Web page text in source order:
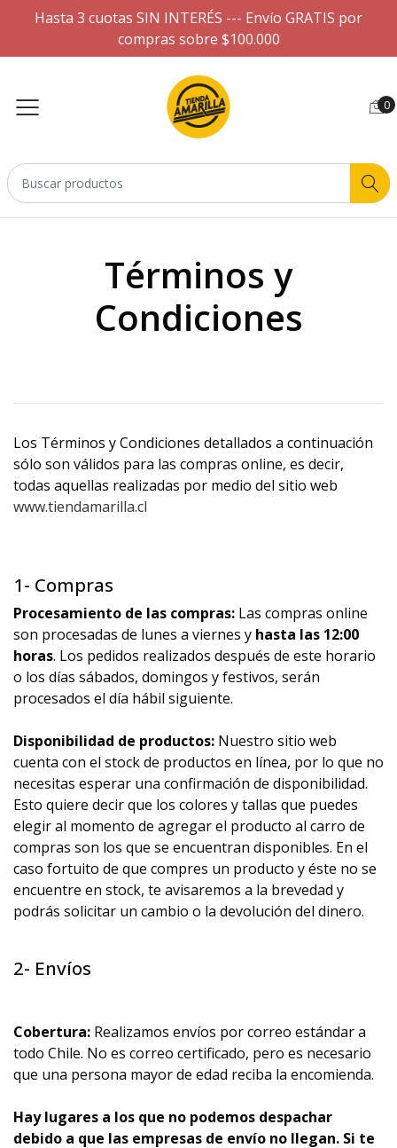
Hasta 3 cuotas SIN INTERÉS --- Envío GRATIS por
compras sobre $100.000
0
Términos y
Condiciones
Los Términos y Condiciones detallados a continuación
sólo son válidos para las compras online, es decir,
todas aquellas realizadas por medio del sitio web
www.tiendamarilla.cl
1- Compras
Procesamiento de las compras: Las compras online
son procesadas de lunes a viernes y hasta las 12:00
horas. Los pedidos realizados después de este horario
o los días sábados, domingos y festivos, serán
procesados el día hábil siguiente.
Disponibilidad de productos: Nuestro sitio web
cuenta con el stock de productos en línea, por lo que no
necesitas esperar una confirmación de disponibilidad.
Esto quiere decir que los colores y tallas que puedes
elegir al momento de agregar el producto al carro de
compras son los que se encuentran disponibles. En el
caso fortuito de que compres un producto y éste no se
encuentre en stock, te avisaremos a la brevedad y
podrás solicitar un cambio o la devolución del dinero.
2- Envíos
Cobertura: Realizamos envíos por correo estándar a
todo Chile. No es correo certificado, pero es necesario
que una persona mayor de edad reciba la encomienda.
Hay lugares a los que no podemos despachar
debido a que las empresas de envío no llegan. Si te